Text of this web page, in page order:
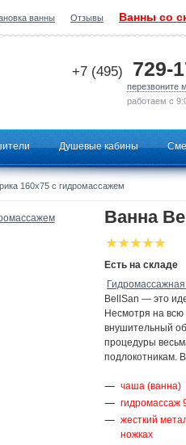
ванны Отзывы Ванны со
+7 (495) 729-
перезвоните
работаем с
Душевые кабины
160x75 с гидромассажем
Ванна
Есть на складе
BellSan — это
Несмотря на
внушительный
процедуры
подлокотникам.
чаша (ванна)
гидромассаж
жесткий
ножках